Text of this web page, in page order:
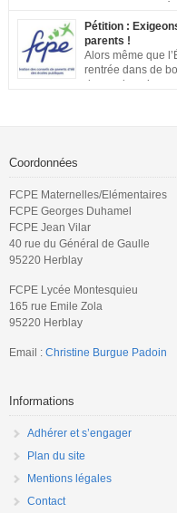
importantes : établissements
distanciel inexistants, manque
pétition ici
Pétition :
parents !
Alors même que
rentrée dans de
demande qu’une
Coordonnées
FCPE Maternelles/Elémentaires
FCPE Georges Duhamel
FCPE Jean Vilar
40 rue du Général de Gaulle
95220 Herblay
FCPE Lycée Montesquieu
165 rue Emile Zola
95220 Herblay
Email : Christine Burgue Padoin
Informations
Adhérer et s’engager
Plan du site
Mentions légales
Contact